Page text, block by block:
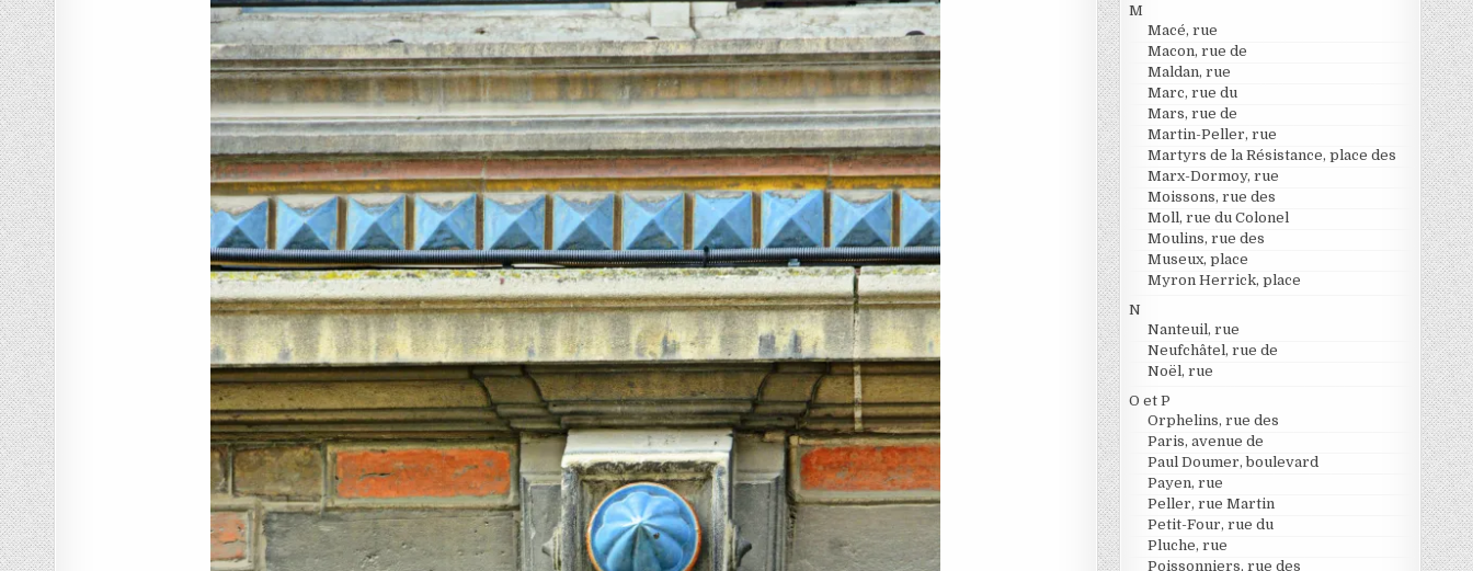
M
Macé, rue
Macon, rue de
Maldan, rue
Marc, rue du
Mars, rue de
Martin-Peller, rue
Martyrs de la Résistance, place des
Marx-Dormoy, rue
Moissons, rue des
Moll, rue du Colonel
Moulins, rue des
Museux, place
Myron Herrick, place
N
Nanteuil, rue
Neufchâtel, rue de
Noël, rue
O et P
Orphelins, rue des
Paris, avenue de
Paul Doumer, boulevard
Payen, rue
Peller, rue Martin
Petit-Four, rue du
Pluche, rue
Poissonniers, rue des